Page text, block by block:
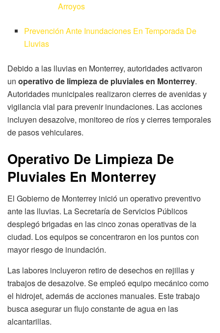
Arroyos
Prevención Ante Inundaciones En Temporada De
Lluvias
Debido a las lluvias en Monterrey, autoridades activaron
un operativo de limpieza de pluviales en Monterrey.
Autoridades municipales realizaron cierres de avenidas y
vigilancia vial para prevenir inundaciones. Las acciones
incluyen desazolve, monitoreo de ríos y cierres temporales
de pasos vehiculares.
Operativo De Limpieza De
Pluviales En Monterrey
El Gobierno de Monterrey inició un operativo preventivo
ante las lluvias. La Secretaría de Servicios Públicos
desplegó brigadas en las cinco zonas operativas de la
ciudad. Los equipos se concentraron en los puntos con
mayor riesgo de inundación.
Las labores incluyeron retiro de desechos en rejillas y
trabajos de desazolve. Se empleó equipo mecánico como
el hidrojet, además de acciones manuales. Este trabajo
busca asegurar un flujo constante de agua en las
alcantarillas.